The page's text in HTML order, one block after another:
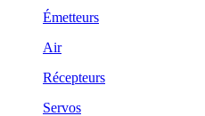
Émetteurs
Air
Récepteurs
Servos